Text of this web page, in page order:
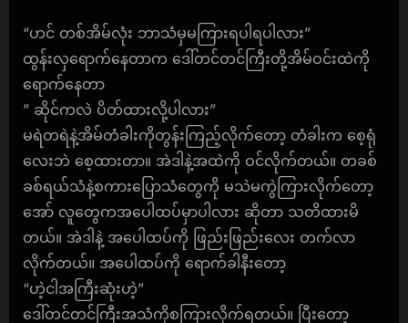
“ဟင် တစ်အိမ်လုံး ဘာသံမှမကြားရပါရပါလား”
ထွန်းလှရောက်နေတာက ဒေါ်တင်တင်ကြီးတို့အိမ်ဝင်းထဲကို
ရောက်နေတာ
” ဆိုင်ကလဲ ပိတ်ထားလို့ပါလား”
မရဲတရဲနဲ့အိမ်တံခါးကိုတွန်းကြည့်လိုက်တော့ တံခါးက စေ့ရုံ
လေးဘဲ စေ့ထားတာ။ အဲဒါနဲ့အထဲကို ဝင်လိုက်တယ်။ တခစ်
ခစ်ရယ်သံနဲ့စကားပြောသံတွေကို မသဲမကွဲကြားလိုက်တော့
အော် လူတွေကအပေါထပ်မှာပါလား ဆိုတာ သတိထားမိ
တယ်။ အဲဒါနဲ့ အပေါထပ်ကို ဖြည်းဖြည်းလေး တက်လာ
လိုက်တယ်။ အပေါထပ်ကို ရောက်ခါနီးတော့
“ဟဲ့ငါအကြီးဆုံးဟဲ့”
ဒေါ်တင်တင်ကြီးအသံကိုစကြားလိုက်ရတယ်။ ပြီးတော့